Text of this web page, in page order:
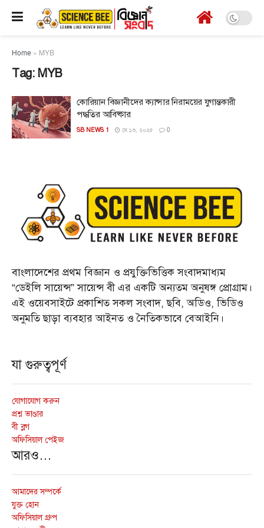
Home » MYB
Tag: MYB
কোরিয়ান বিজ্ঞানীদের ক্যান্সার নিরাময়ের যুগান্তকারী
পদ্ধতির আবিষ্কার
SB NEWS 1 মে ১৩, ২০২৫ 0
বাংলাদেশের প্রথম বিজ্ঞান ও প্রযুক্তিভিত্তিক সংবাদমাধ্যম
“ডেইলি সায়েন্স” সায়েন্স বী এর একটি অন্যতম অনুষঙ্গ প্রোগ্রাম।
এই ওয়েবসাইটে প্রকাশিত সকল সংবাদ, ছবি, অডিও, ভিডিও
অনুমতি ছাড়া ব্যবহার আইনত ও নৈতিকভাবে বেআইনি।
যা গুরুত্বপূর্ণ
যোগাযোগ করুন
প্রশ্ন ভাণ্ডার
বী ব্লগ
অফিসিয়াল পেইজ
আরও…
আমাদের সম্পর্কে
যুক্ত হোন
অফিসিয়াল গ্রুপ